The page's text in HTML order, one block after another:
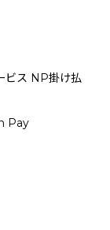
ビス NP掛け払
Pay